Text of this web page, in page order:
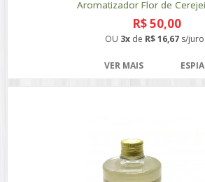
Aromatizador Flor de
R$ 50,00
OU 3x de R$ 16,67 s/
VER MAIS